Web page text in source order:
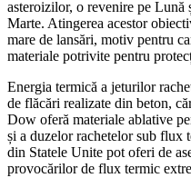
asteroizilor, o revenire pe Lună
Marte. Atingerea acestor
mare de lansări, motiv pentru
materiale potrivite pentru
Energia termică a jeturilor
de flăcări realizate din beton,
Dow oferă materiale ablative
și a duzelor rachetelor sub
din Statele Unite pot oferi de
provocărilor de flux termic